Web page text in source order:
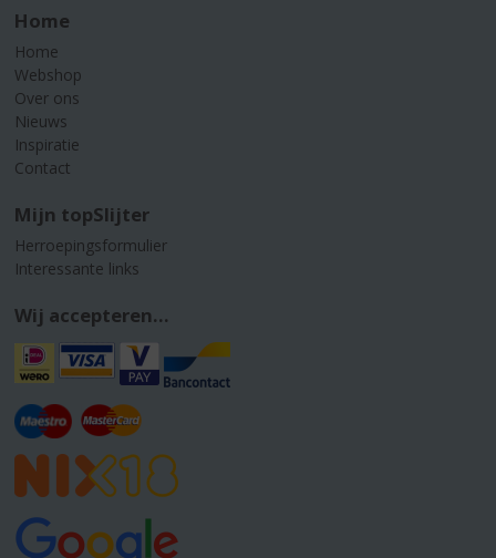
Home
Home
Webshop
Over ons
Nieuws
Inspiratie
Contact
Mijn topSlijter
Herroepingsformulier
Interessante links
Wij accepteren...